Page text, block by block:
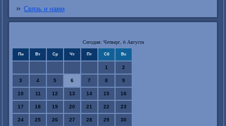
Связь и нами
Сегодня: Четверг, 6 Августа
Пн Вт Ср Чт Пт Сб Вс
1 2
3 4 5 6 7 8 9
10 11 12 13 14 15 16
17 18 19 20 21 22 23
24 25 26 27 28 29 30